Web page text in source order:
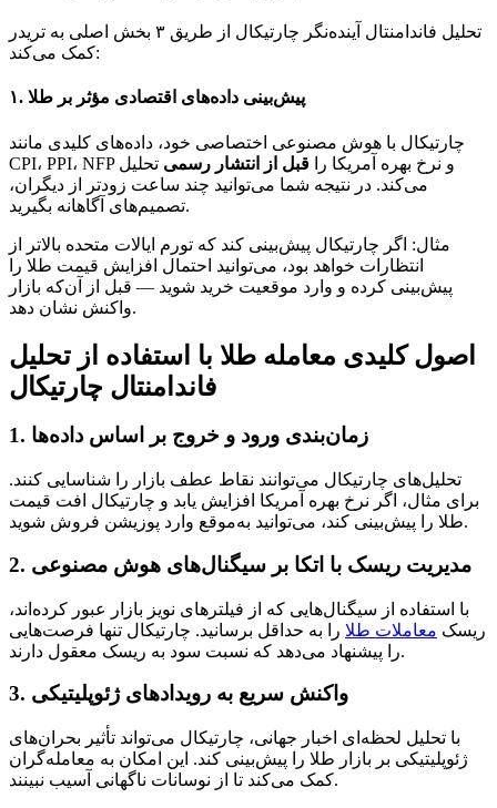
تحلیل فاندامنتال آینده‌نگر چارتیکال از طریق ۳ بخش اصلی به تریدر
کمک می‌کند:
۱. پیش‌بینی داده‌های اقتصادی مؤثر بر طلا
چارتیکال با هوش مصنوعی اختصاصی خود، داده‌های کلیدی مانند
CPI، PPI، NFP و نرخ بهره آمریکا را قبل از انتشار رسمی تحلیل
می‌کند. در نتیجه شما می‌توانید چند ساعت زودتر از دیگران،
تصمیم‌های آگاهانه بگیرید.
مثال: اگر چارتیکال پیش‌بینی کند که تورم ایالات متحده بالاتر از
انتظارات خواهد بود، می‌توانید احتمال افزایش قیمت طلا را
پیش‌بینی کرده و وارد موقعیت خرید شوید — قبل از آن‌که بازار
واکنش نشان دهد.
اصول کلیدی معامله طلا با استفاده از تحلیل
فاندامنتال چارتیکال
1. زمان‌بندی ورود و خروج بر اساس داده‌ها
تحلیل‌های چارتیکال می‌توانند نقاط عطف بازار را شناسایی کنند.
برای مثال، اگر نرخ بهره آمریکا افزایش یابد و چارتیکال افت قیمت
طلا را پیش‌بینی کند، می‌توانید به‌موقع وارد پوزیشن فروش شوید.
2. مدیریت ریسک با اتکا بر سیگنال‌های هوش مصنوعی
با استفاده از سیگنال‌هایی که از فیلترهای نویز بازار عبور کرده‌اند،
ریسک معاملات طلا را به حداقل برسانید. چارتیکال تنها فرصت‌هایی
را پیشنهاد می‌دهد که نسبت سود به ریسک معقول دارند.
3. واکنش سریع به رویدادهای ژئوپلیتیکی
با تحلیل لحظه‌ای اخبار جهانی، چارتیکال می‌تواند تأثیر بحران‌های
ژئوپلیتیکی بر بازار طلا را پیش‌بینی کند. این امکان به معامله‌گران
کمک می‌کند تا از نوسانات ناگهانی آسیب نبینند.